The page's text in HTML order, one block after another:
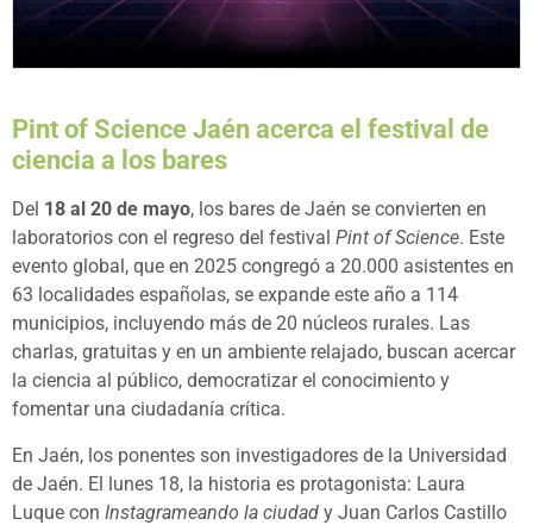
Pint of Science Jaén acerca el festival de
ciencia a los bares
Del 18 al 20 de mayo, los bares de Jaén se convierten en
laboratorios con el regreso del festival Pint of Science. Este
evento global, que en 2025 congregó a 20.000 asistentes en
63 localidades españolas, se expande este año a 114
municipios, incluyendo más de 20 núcleos rurales. Las
charlas, gratuitas y en un ambiente relajado, buscan acercar
la ciencia al público, democratizar el conocimiento y
fomentar una ciudadanía crítica.
En Jaén, los ponentes son investigadores de la Universidad
de Jaén. El lunes 18, la historia es protagonista: Laura
Luque con Instagrameando la ciudad y Juan Carlos Castillo